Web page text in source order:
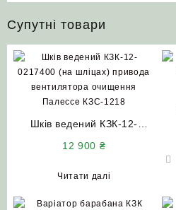
Супутні товари
Шків ведений КЗК-12-
КЗС-1218
12 900 ₴
Читати далі